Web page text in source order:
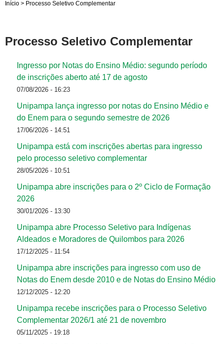
Início > Processo Seletivo Complementar
Processo Seletivo Complementar
Ingresso por Notas do Ensino Médio: segundo período
de inscrições aberto até 17 de agosto
07/08/2026 - 16:23
Unipampa lança ingresso por notas do Ensino Médio e
do Enem para o segundo semestre de 2026
17/06/2026 - 14:51
Unipampa está com inscrições abertas para ingresso
pelo processo seletivo complementar
28/05/2026 - 10:51
Unipampa abre inscrições para o 2º Ciclo de Formação
2026
30/01/2026 - 13:30
Unipampa abre Processo Seletivo para Indígenas
Aldeados e Moradores de Quilombos para 2026
17/12/2025 - 11:54
Unipampa abre inscrições para ingresso com uso de
Notas do Enem desde 2010 e de Notas do Ensino Médio
12/12/2025 - 12:20
Unipampa recebe inscrições para o Processo Seletivo
Complementar 2026/1 até 21 de novembro
05/11/2025 - 19:18